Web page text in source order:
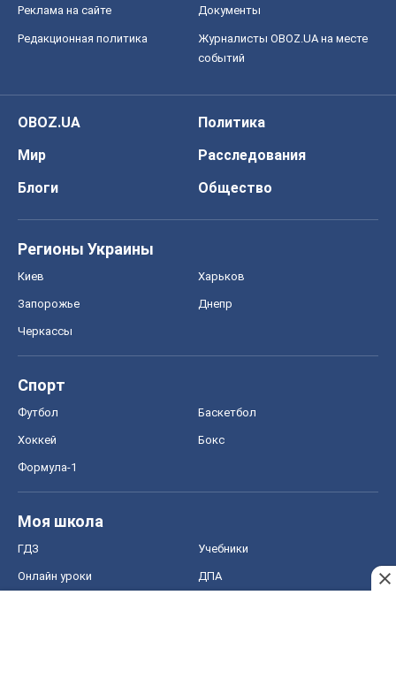
Реклама на сайте Документы
Редакционная политика
Журналисты OBOZ.UA на месте
событий
OBOZ.UA
Политика
Мир
Расследования
Блоги
Общество
Регионы Украины
Киев Харьков
Запорожье Днепр
Черкассы
Спорт
Футбол Баскетбол
Хоккей Бокс
Формула-1
Моя школа
ГДЗ Учебники
Онлайн уроки ДПА